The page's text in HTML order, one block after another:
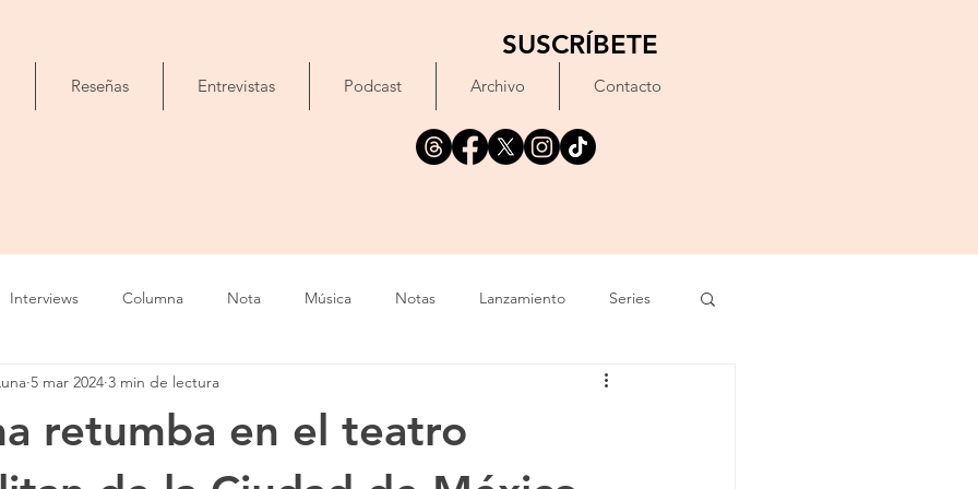
SUSCRÍBETE
Reseñas Entrevistas Podcast Archivo Contacto
Interviews Columna Nota Música Notas Lanzamiento Series
Cine Foto Exposición Festival
Cómic Canción Fallecimiento IA Erótico
retumba en el teatro
5 mar 2024 3 min de lectura